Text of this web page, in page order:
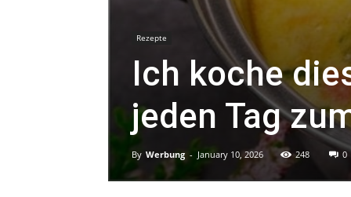
Rezepte
Ich koche
jeden Tag
By Werbung - January 10, 2026 248 0